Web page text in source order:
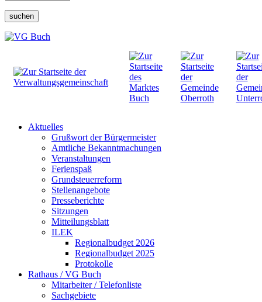
suchen
Aktuelles
Grußwort der Bürgermeister
Amtliche Bekanntmachungen
Veranstaltungen
Ferienspaß
Grundsteuerreform
Stellenangebote
Presseberichte
Sitzungen
Mitteilungsblatt
ILEK
Regionalbudget 2026
Regionalbudget 2025
Protokolle
Rathaus / VG Buch
Mitarbeiter / Telefonliste
Sachgebiete